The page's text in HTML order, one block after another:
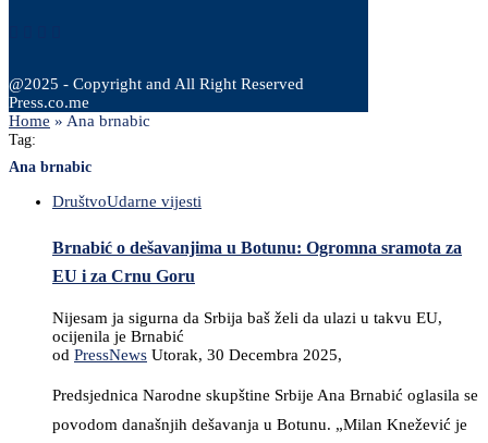
@2025 - Copyright and All Right Reserved
Press.co.me
Home » Ana brnabic
Tag:
Ana brnabic
DruštvoUdarne vijesti
Brnabić o dešavanjima u Botunu: Ogromna sramota za
EU i za Crnu Goru
Nijesam ja sigurna da Srbija baš želi da ulazi u takvu EU,
ocijenila je Brnabić
od PressNews Utorak, 30 Decembra 2025,
Predsjednica Narodne skupštine Srbije Ana Brnabić oglasila se
povodom današnjih dešavanja u Botunu. „Milan Knežević je